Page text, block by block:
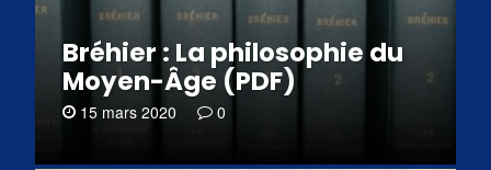
Bréhier : La philosophie du
Moyen-Âge (PDF)
15 mars 2020 0